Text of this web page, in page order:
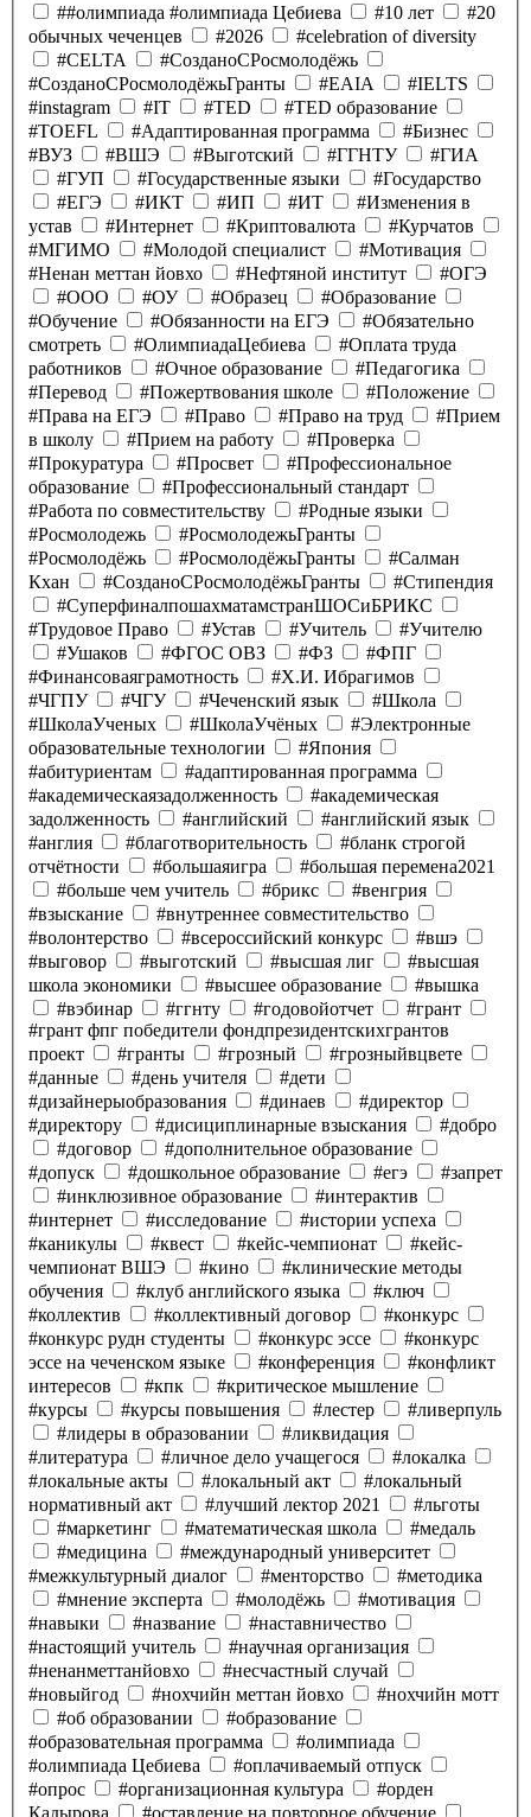
##олимпиада #олимпиада Цебиева #10 лет
#20
обычных чеченцев
#2026
#celebration of diversity
#CELTA
#CозданоCРосмолодёжь
#CозданоCРосмолодёжьГранты
#EAIA
#IELTS
#instagram
#IT #TED
#TED образование
#TOEFL
#Адаптированная программа
#Бизнес
#ВУЗ
#ВШЭ #Выготский #ГГНТУ
#ГИА
#ГУП
#Государственные языки
#Государство
#ЕГЭ
#ИКТ #ИП #ИТ
#Изменения в
устав
#Интернет #Криптовалюта
#Курчатов
#МГИМО
#Молодой специалист
#Мотивация
#Ненан меттан йовхо
#Нефтяной институт
#ОГЭ
#ООО
#ОУ #Образец
#Образование
#Обучение
#Обязанности на ЕГЭ
#Обязательно
смотреть
#ОлимпиадаЦебиева
#Оплата труда
работников
#Очное образование
#Педагогика
#Перевод
#Пожертвования школе
#Положение
#Права на ЕГЭ
#Право #Право на труд
#Прием
в школу
#Прием на работу
#Проверка
#Прокуратура
#Просвет
#Профессиональное
образование
#Профессиональный стандарт
#Работа по совместительству
#Родные языки
#Росмолодежь
#РосмолодежьГранты
#Росмолодёжь
#РосмолодёжьГранты
#Салман
Кхан
#СозданоСРосмолодёжьГранты
#Стипендия
#СуперфиналпошахматамстранШОСиБРИКС
#Трудовое Право
#Устав #Учитель
#Учителю
#Ушаков
#ФГОС ОВЗ #ФЗ
#ФПГ
#Финансоваяграмотность
#Х.И. Ибрагимов
#ЧГПУ
#ЧГУ #Чеченский язык
#Школа
#ШколаУченых
#ШколаУчёных
#Электронные
образовательные технологии
#Япония
#абитуриентам
#адаптированная программа
#академическаязадолженность
#академическая
задолженность
#английский
#английский язык
#англия
#благотворительность
#бланк строгой
отчётности
#большаяигра
#большая перемена2021
#больше чем учитель
#брикс
#венгрия
#взыскание
#внутреннее совместительство
#волонтерство
#всероссийский конкурс
#вшэ
#выговор
#выготский #высшая лиг
#высшая
школа экономики
#высшее образование
#вышка
#вэбинар
#ггнту #годовойотчет
#грант
#грант фпг победители фондпрезидентскихгрантов
проект
#гранты #грозный
#грозныйвцвете
#данные
#день учителя
#дети
#дизайнерыобразования
#динаев
#директор
#директору
#дисициплинарные взыскания
#добро
#договор
#дополнительное образование
#допуск
#дошкольное образование #егэ
#запрет
#инклюзивное образование
#интерактив
#интернет
#исследование
#истории успеха
#каникулы
#квест #кейс-чемпионат
#кейс-
чемпионат ВШЭ
#кино
#клинические методы
обучения
#клуб английского языка
#ключ
#коллектив
#коллективный договор
#конкурс
#конкурс рудн студенты
#конкурс эссе
#конкурс
эссе на чеченском языке
#конференция
#конфликт
интересов
#кпк
#критическое мышление
#курсы
#курсы повышения #лестер
#ливерпуль
#лидеры в образовании
#ликвидация
#литература
#личное дело учащегося
#локалка
#локальные акты
#локальный акт
#локальный
нормативный акт
#лучший лектор 2021
#льготы
#маркетинг
#математическая школа
#медаль
#медицина
#международный университет
#межкультурный диалог
#менторство
#методика
#мнение эксперта
#молодёжь
#мотивация
#навыки
#название
#наставничество
#настоящий учитель
#научная организация
#ненанметтанйовхо
#несчастный случай
#новыйгод
#нохчийн меттан йовхо
#нохчийн мотт
#об образовании
#образование
#образовательная программа
#олимпиада
#олимпиада Цебиева
#оплачиваемый отпуск
#опрос
#организационная культура
#орден
Кадырова
#оставление на повторное обучение